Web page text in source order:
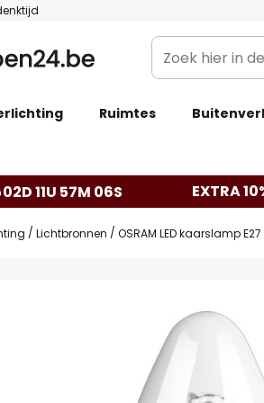
Zoek
hier
de
Ruimtes
02D 11U 57M 06S EXTRA
Lichtbronnen OSRAM LED kaarslamp